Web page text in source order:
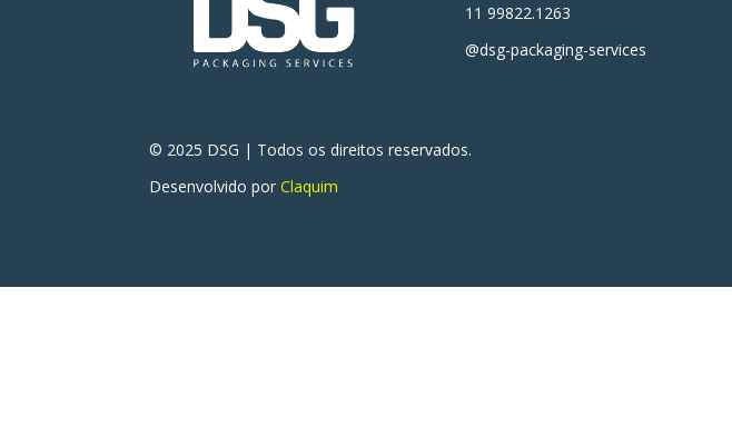
11 99822.1263
@dsg-packaging-services
© 2025 DSG | Todos os direitos reservados.
Desenvolvido porClaquim